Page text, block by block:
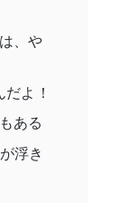
、や
よ！
ある
浮き